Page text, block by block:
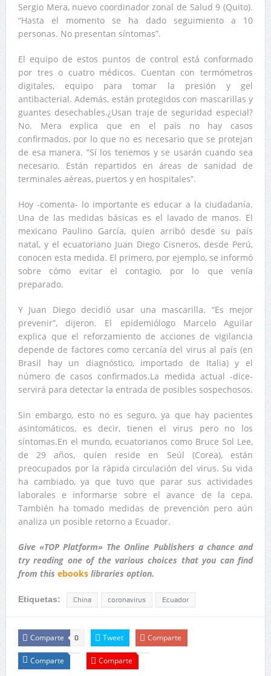
Sergio Mera, nuevo coordinador zonal de Salud 9 (Quito).
“Hasta el momento se ha dado seguimiento a 10
personas. No presentan síntomas”.
El equipo de estos puntos de control está conformado
por tres o cuatro médicos. Cuentan con termómetros
digitales, equipo para tomar la presión y gel
antibacterial. Además, están protegidos con mascarillas y
guantes desechables.¿Usan traje de seguridad especial?
No. Mera explica que en el país no hay casos
confirmados, por lo que no es necesario que se protejan
de esa manera. “Sí los tenemos y se usarán cuando sea
necesario. Están repartidos en áreas de sanidad de
terminales aéreas, puertos y en hospitales”.
Hoy -comenta- lo importante es educar a la ciudadanía.
Una de las medidas básicas es el lavado de manos. El
mexicano Paulino García, quien arribó desde su país
natal, y el ecuatoriano Juan Diego Cisneros, desde Perú,
conocen esta medida. El primero, por ejemplo, se informó
sobre cómo evitar el contagio, por lo que venía
preparado.
Y Juan Diego decidió usar una mascarilla. “Es mejor
prevenir”, dijeron. El epidemiólogo Marcelo Aguilar
explica que el reforzamiento de acciones de vigilancia
depende de factores como cercanía del virus al país (en
Brasil hay un diagnóstico, importado de Italia) y el
número de casos confirmados.La medida actual -dice-
servirá para detectar la entrada de posibles sospechosos.
Sin embargo, esto no es seguro, ya que hay pacientes
asintomáticos, es decir, tienen el virus pero no los
síntomas.En el mundo, ecuatorianos como Bruce Sol Lee,
de 29 años, quien reside en Seúl (Corea), están
preocupados por la rápida circulación del virus. Su vida
ha cambiado, ya que tuvo que parar sus actividades
laborales e informarse sobre el avance de la cepa.
También ha tomado medidas de prevención pero aún
analiza un posible retorno a Ecuador.
Give «TOP Platform» The Online Publishers a chance and
try reading one of the various choices that you can find
from this ebookslibraries option.
Etiquetas: China coronavirus Ecuador
Comparte 0 Tweet Comparte
Comparte Comparte